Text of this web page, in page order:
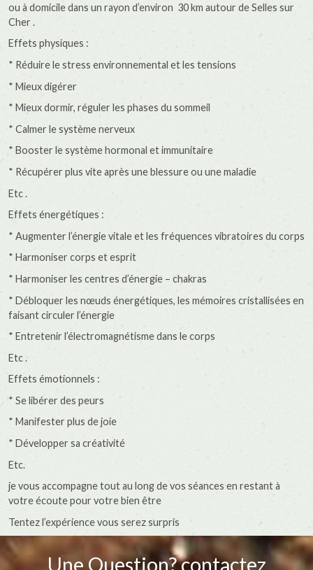
ou à domicile dans un rayon d’environ 30 km autour de Selles sur
Cher .
Effets physiques :
* Réduire le stress environnemental et les tensions
* Mieux digérer
* Mieux dormir, réguler les phases du sommeil
* Calmer le système nerveux
* Booster le système hormonal et immunitaire
* Récupérer plus vite après une blessure ou une maladie
Etc .
Effets énergétiques :
* Augmenter l’énergie vitale et les fréquences vibratoires du corps
* Harmoniser corps et esprit
* Harmoniser les centres d’énergie – chakras
* Débloquer les nœuds énergétiques, les mémoires cristallisées en
faisant circuler l’énergie
* Entretenir l’électromagnétisme dans le corps
Etc .
Effets émotionnels :
* Se libérer des peurs
* Manifester plus de joie
* Développer sa créativité
Etc.
je vous accompagne tout au long de vos séances en restant à
votre écoute pour votre bien être
Tentez l’expérience vous serez surpris
Une Question? contactez